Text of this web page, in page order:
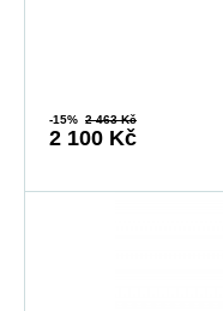
-15% 2 463 Kč
2 100 Kč